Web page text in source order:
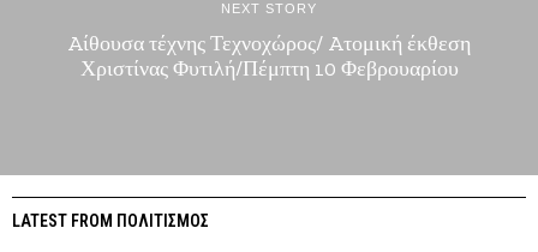
NEXT STORY
Aίθουσα τέχνης Τεχνοχώρος/ Aτομική έκθεση
Χριστίνας Φυτιλή/Πέμπτη 10 Φεβρουαρίου
LATEST FROM ΠΟΛΙΤΙΣΜΟΣ